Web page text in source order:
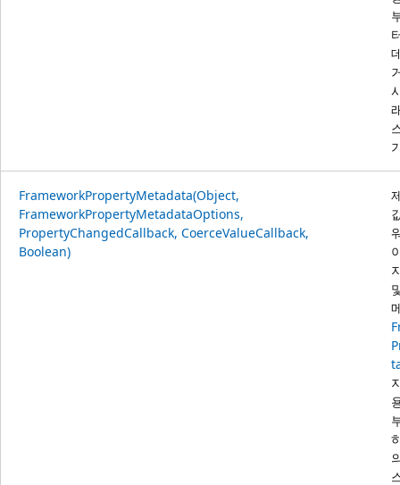
FrameworkPropertyMetadata(Object,
FrameworkPropertyMetadataOptions,
PropertyChangedCallback, CoerceValueCallback,
Boolean)